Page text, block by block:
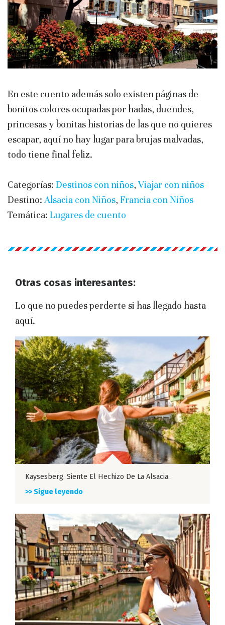
En este cuento además solo existen páginas de
bonitos colores ocupadas por hadas, duendes,
princesas y bonitas historias de las que no quieres
escapar, aquí no hay lugar para brujas malvadas,
todo tiene final feliz.
Categorías: Destinos con niños, Viajar con niños
Destino: Alsacia con Niños, Francia con Niños
Temática: Lugares de cuento
Otras cosas interesantes:
Lo que no puedes perderte si has llegado hasta
aquí.
Kaysesberg. Siente El Hechizo De La Alsacia.
>> Sigue leyendo